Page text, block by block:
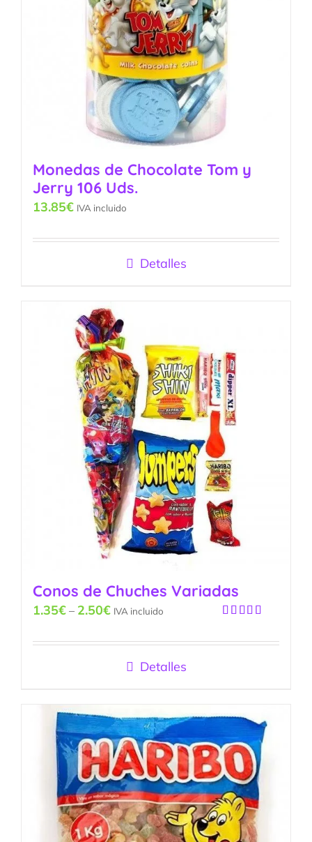
Monedas de Chocolate Tom y
Jerry 106 Uds.
13.85€ IVA incluido
Detalles
Conos de Chuches Variadas
5
1.35€ – 2.50€ IVA incluido
Detalles